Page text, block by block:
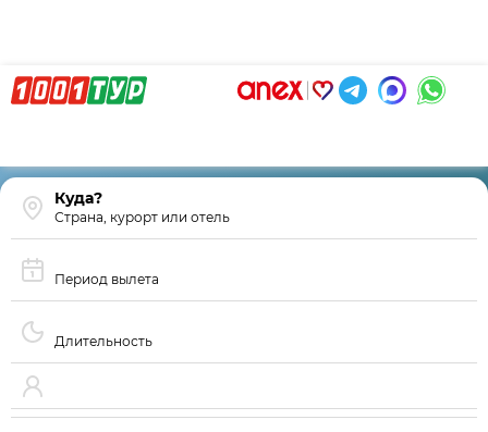
Страна, курорт или отель
Период вылета
Длительность